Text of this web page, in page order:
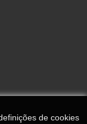
de cookies